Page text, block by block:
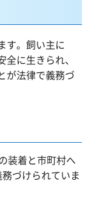
す。飼い主に
に生きられ、
が法律で義務づ
装着と市町村へ
づけられていま